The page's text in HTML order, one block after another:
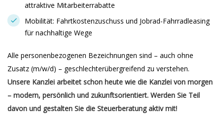
attraktive Mitarbeiterrabatte
Mobilität: Fahrtkostenzuschuss und Jobrad-Fahrradleasing
für nachhaltige Wege
Alle personenbezogenen Bezeichnungen sind – auch ohne
Zusatz (m/w/d) – geschlechterübergreifend zu verstehen.
Unsere Kanzlei arbeitet schon heute wie die Kanzlei von morgen
– modern, persönlich und zukunftsorientiert. Werden Sie Teil
davon und gestalten Sie die Steuerberatung aktiv mit!